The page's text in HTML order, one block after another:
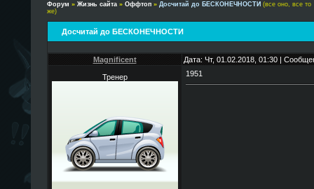
Форум » Жизнь сайта » Оффтоп » Досчитай до БЕСКОНЕЧНОСТИ (все оно, все то
же)
Досчитай до БЕСКОНЕЧНОСТИ
Magnificent Дата: Чт, 01.02.2018, 01:30 |
Тренер 1951